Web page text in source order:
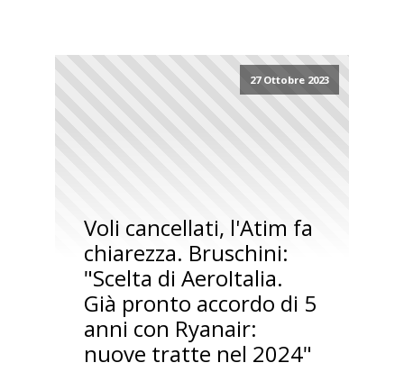
27 Ottobre 2023
Voli cancellati, l'Atim fa
chiarezza. Bruschini:
"Scelta di AeroItalia.
Già pronto accordo di 5
anni con Ryanair:
nuove tratte nel 2024"